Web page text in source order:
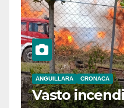
ANGUILLARA CRONACA
Vasto